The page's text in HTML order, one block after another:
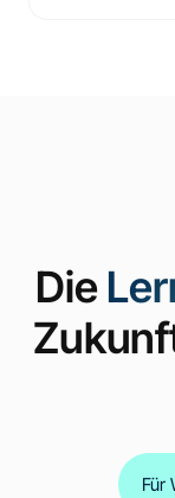
Die
Für